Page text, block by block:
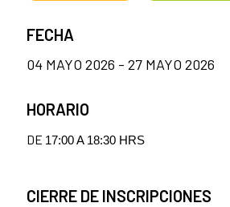
FECHA
04 MAYO 2026 - 27 MAYO 2026
HORARIO
DE 17:00 A 18:30 HRS
CIERRE DE INSCRIPCIONES